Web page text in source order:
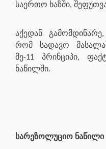
საერთო ხაზში,
აქედან
რომ სადავო
მე-11 პრინციპი,
ნაწილში.
სარეზოლუციო ნაწილი